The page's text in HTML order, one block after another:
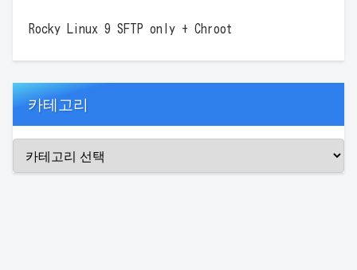
Rocky Linux 9 SFTP only + Chroot
카테고리